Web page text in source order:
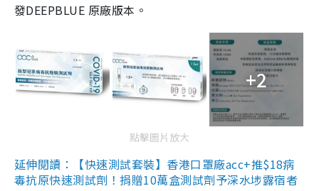
發DEEPBLUE 原廠版本。
+2
點擊圖片放大
延伸閱讀：【快速測試套裝】香港口罩廠acc+推$18病
毒抗原快速測試劑！捐贈10萬盒測試劑予深水埗露宿者